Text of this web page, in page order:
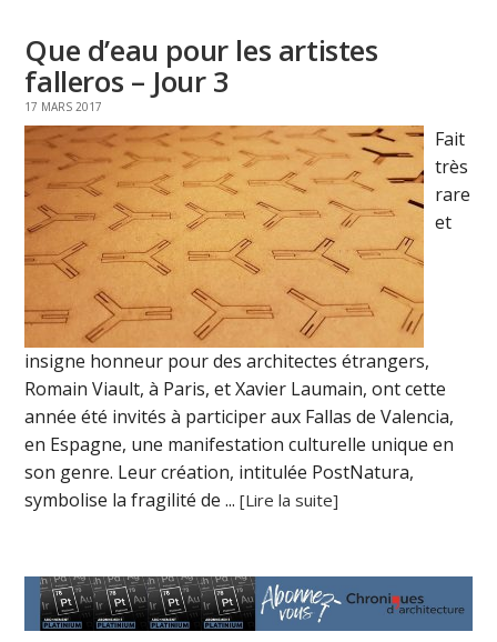
Que d’eau pour les artistes
falleros – Jour 3
17 MARS 2017
Fait
très
rare
et
insigne honneur pour des architectes étrangers,
Romain Viault, à Paris, et Xavier Laumain, ont cette
année été invités à participer aux Fallas de Valencia,
en Espagne, une manifestation culturelle unique en
son genre. Leur création, intitulée PostNatura,
symbolise la fragilité de ...[Lire la suite]